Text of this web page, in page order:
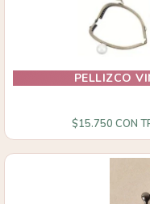
PELLIZCO
$15.750 CON